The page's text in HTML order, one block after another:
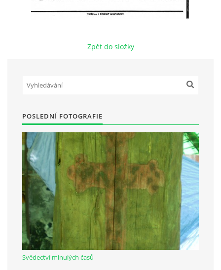
MÍSTO PRO VAŠE VZKAZY!!
Občanská vzdělávací jednota "Komenský" v Choceradech z.s.
257 24 Chocerady
IČ: 498 28 614
Kontaktní osoba:
Mgr. Miroslava Cinkeisová
723 967 851
Mirkaci@email.cz
© 2026 eStránky.cz RSS
Zpět do složky
POSLEDNÍ FOTOGRAFIE
Svědectví minulých časů